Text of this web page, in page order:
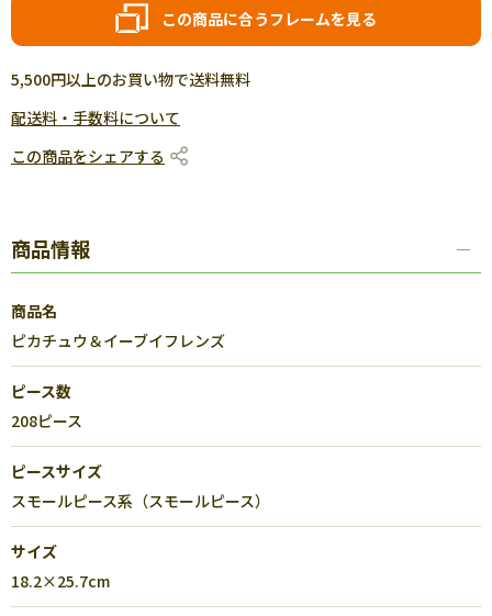
この商品に合うフレームを見る
5,500円以上のお買い物で送料無料
配送料・手数料について
この商品をシェアする
商品情報
商品名
ピカチュウ＆イーブイフレンズ
ピース数
208ピース
ピースサイズ
スモールピース系（スモールピース）
サイズ
18.2×25.7cm